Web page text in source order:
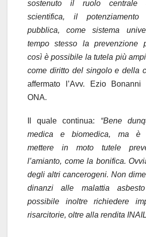
sostenuto il ruolo centrale
scientifica, il
pubblica, come sistema
tempo stesso la prevenzione
così è possibile la tutela più
come diritto del singolo e della
affermato l’Avv. Ezio Bonanni
ONA.
Il quale continua: “Bene
medica e biomedica, ma è
mettere in moto tutele
l’amianto, come la bonifica.
degli altri cancerogeni. Non
dinanzi alle malattia
possibile inoltre richiedere
risarcitorie, oltre alla rendita